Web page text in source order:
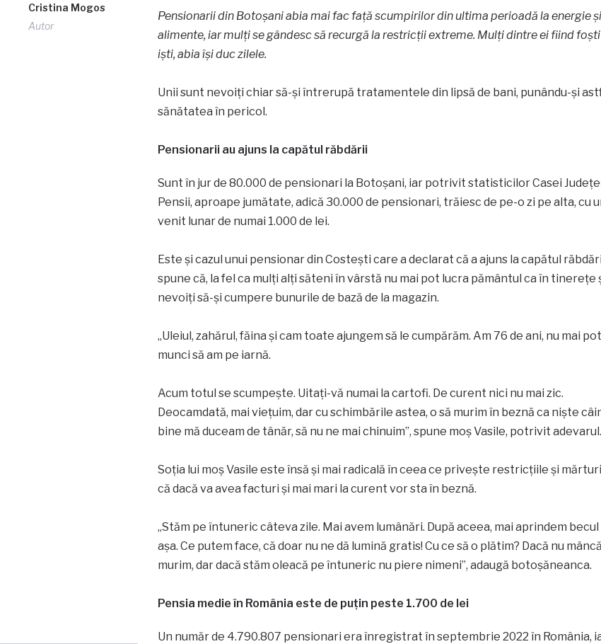
Cristina Mogos
Autor
Pensionarii din Botoșani abia mai fac față scumpirilor din ultima perioadă la energie și
alimente, iar mulți se gândesc să recurgă la restricții extreme. Mulți dintre ei fiind
iști, abia își duc zilele.
Unii sunt nevoiți chiar să-și întrerupă tratamentele din lipsă de bani, punându-și
sănătatea în pericol.
Pensionarii au ajuns la capătul răbdării
Sunt în jur de 80.000 de pensionari la Botoșani, iar potrivit statisticilor Casei
Pensii, aproape jumătate, adică 30.000 de pensionari, trăiesc de pe-o zi pe alta, cu
venit lunar de numai 1.000 de lei.
Este și cazul unui pensionar din Costești care a declarat că a ajuns la capătul
spune că, la fel ca mulți alți săteni în vârstă nu mai pot lucra pământul ca în tinerețe
nevoiți să-și cumpere bunurile de bază de la magazin.
„Uleiul, zahărul, făina și cam toate ajungem să le cumpărăm. Am 76 de ani, nu mai pot
munci să am pe iarnă.
Acum totul se scumpește. Uitați-vă numai la cartofi. De curent nici nu mai zic.
Deocamdată, mai viețuim, dar cu schimbările astea, o să murim în beznă ca niște
bine mă duceam de tânăr, să nu ne mai chinuim”, spune moș Vasile, potrivit
Soția lui moș Vasile este însă și mai radicală în ceea ce privește restricțiile și
că dacă va avea facturi și mai mari la curent vor sta în beznă.
„Stăm pe întuneric câteva zile. Mai avem lumânări. După aceea, mai aprindem
așa. Ce putem face, că doar nu ne dă lumină gratis! Cu ce să o plătim? Dacă nu
murim, dar dacă stăm oleacă pe întuneric nu piere nimeni”, adaugă botoșăneanca.
Pensia medie în România este de puțin peste 1.700 de lei
Un număr de 4.790.807 pensionari era înregistrat în septembrie 2022 în România,